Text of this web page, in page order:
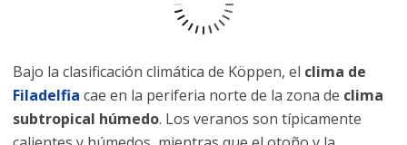
Bajo la clasificación climática de Köppen, el clima de
Filadelfia cae en la periferia norte de la zona de clima
subtropical húmedo. Los veranos son típicamente